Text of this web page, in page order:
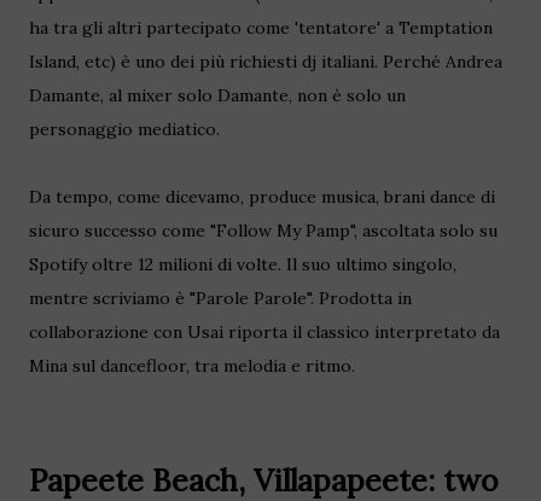
ha tra gli altri partecipato come 'tentatore' a Temptation
Island, etc) è uno dei più richiesti dj italiani. Perché Andrea
Damante, al mixer solo Damante, non è solo un
personaggio mediatico.
Da tempo, come dicevamo, produce musica, brani dance di
sicuro successo come "Follow My Pamp", ascoltata solo su
Spotify oltre 12 milioni di volte. Il suo ultimo singolo,
mentre scriviamo è "Parole Parole". Prodotta in
collaborazione con Usai riporta il classico interpretato da
Mina sul dancefloor, tra melodia e ritmo.
Papeete Beach, Villapapeete: two